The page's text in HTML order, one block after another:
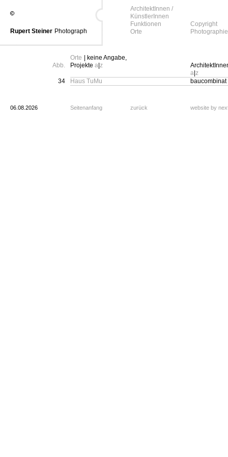
Rupert Steiner Photograph
ArchitektInnen /
KünstlerInnen
Funktionen
Orte
Copyright
Photographie
Orte
| keine Angabe,
Abb.
Projekte a z
a z
34
Haus TuMu baucombinat
06.08.2026 Seitenanfang zurück website by